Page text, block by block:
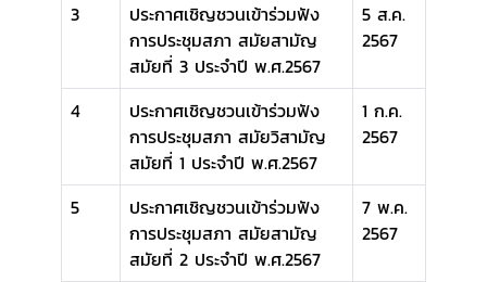
3
ประกาศเชิญชวนเข้าร่วมฟัง
การประชุมสภา สมัยสามัญ
สมัยที่ 3 ประจำปี พ.ศ.2567
5 ส.ค.
2567
4
ประกาศเชิญชวนเข้าร่วมฟัง
การประชุมสภา สมัยวิสามัญ
สมัยที่ 1 ประจำปี พ.ศ.2567
1 ก.ค.
2567
5
ประกาศเชิญชวนเข้าร่วมฟัง
การประชุมสภา สมัยสามัญ
สมัยที่ 2 ประจำปี พ.ศ.2567
7 พ.ค.
2567